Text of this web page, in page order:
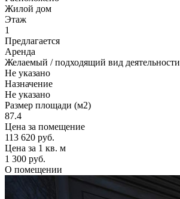
Жилой дом
Этаж
1
Предлагается
Аренда
Желаемый / подходящий вид деятельности
Не указано
Назначение
Не указано
Размер площади (м2)
87.4
Цена за помещение
113 620 руб.
Цена за 1 кв. м
1 300 руб.
О помещении